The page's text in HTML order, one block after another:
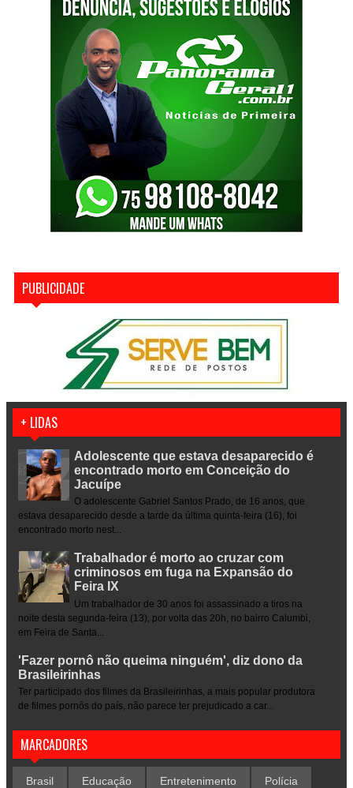
PUBLICIDADE
+ LIDAS
Adolescente que estava desaparecido é
encontrado morto em Conceição do
Jacuípe
O adolescente Gabriel Santos Prado, de 16 anos, que
estava desaparecido desde a tarde da última quinta-feira (16), foi
encontrado morto nest...
Trabalhador é morto ao cruzar com
criminosos em fuga na Expansão do
Feira IX
Um trabalhador de 30 anos foi assassinado a tiros na
noite desta segunda-feira (13), por volta das 20h, no bairro Calumbi,
em Feira de Santa...
'Fazer pornô não queima ninguém', diz dono da
Brasileirinhas
Ter participado dos filmes da Brasileirinhas, a mais popular produtora
de filmes pornôs do país, não parece ter prejudicado a car...
MARCADORES
Brasil Educação Entretenimento Polícia